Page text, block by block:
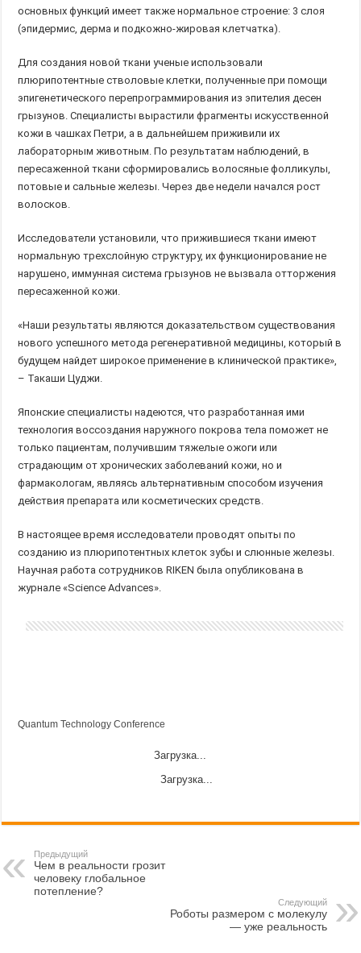
основных функций имеет также нормальное строение: 3 слоя
(эпидермис, дерма и подкожно-жировая клетчатка).
Для создания новой ткани ученые использовали
плюрипотентные стволовые клетки, полученные при помощи
эпигенетического перепрограммирования из эпителия десен
грызунов. Специалисты вырастили фрагменты искусственной
кожи в чашках Петри, а в дальнейшем приживили их
лабораторным животным. По результатам наблюдений, в
пересаженной ткани сформировались волосяные фолликулы,
потовые и сальные железы. Через две недели начался рост
волосков.
Исследователи установили, что прижившиеся ткани имеют
нормальную трехслойную структуру, их функционирование не
нарушено, иммунная система грызунов не вызвала отторжения
пересаженной кожи.
«Наши результаты являются доказательством существования
нового успешного метода регенеративной медицины, который в
будущем найдет широкое применение в клинической практике»,
– Такаши Цуджи.
Японские специалисты надеются, что разработанная ими
технология воссоздания наружного покрова тела поможет не
только пациентам, получившим тяжелые ожоги или
страдающим от хронических заболеваний кожи, но и
фармакологам, являясь альтернативным способом изучения
действия препарата или косметических средств.
В настоящее время исследователи проводят опыты по
созданию из плюрипотентных клеток зубы и слюнные железы.
Научная работа сотрудников RIKEN была опубликована в
журнале «Science Advances».
Quantum Technology Conference
Загрузка...
Загрузка...
Предыдущий
Чем в реальности грозит
человеку глобальное
потепление?
Следующий
Роботы размером с молекулу
— уже реальность